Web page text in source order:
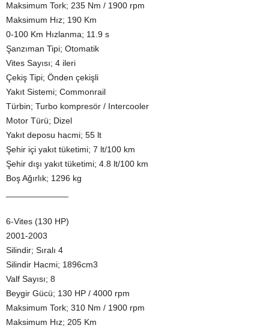
Maksimum Tork; 235 Nm / 1900 rpm
Maksimum Hız; 190 Km
0-100 Km Hızlanma; 11.9 s
Şanzıman Tipi; Otomatik
Vites Sayısı; 4 ileri
Çekiş Tipi; Önden çekişli
Yakıt Sistemi; Commonrail
Türbin; Turbo kompresör / Intercooler
Motor Türü; Dizel
Yakıt deposu hacmi; 55 lt
Şehir içi yakıt tüketimi; 7 lt/100 km
Şehir dışı yakıt tüketimi; 4.8 lt/100 km
Boş Ağırlık; 1296 kg
6-Vites (130 HP)
2001-2003
Silindir; Sıralı 4
Silindir Hacmi; 1896cm3
Valf Sayısı; 8
Beygir Gücü; 130 HP / 4000 rpm
Maksimum Tork; 310 Nm / 1900 rpm
Maksimum Hız; 205 Km